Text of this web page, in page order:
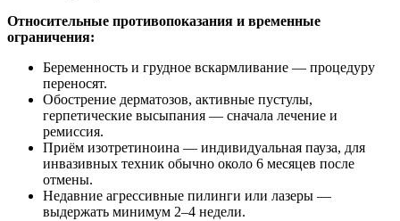
Относительные противопоказания и временные
ограничения:
Беременность и грудное вскармливание — процедуру
переносят.
Обострение дерматозов, активные пустулы,
герпетические высыпания — сначала лечение и
ремиссия.
Приём изотретиноина — индивидуальная пауза, для
инвазивных техник обычно около 6 месяцев после
отмены.
Недавние агрессивные пилинги или лазеры —
выдержать минимум 2–4 недели.